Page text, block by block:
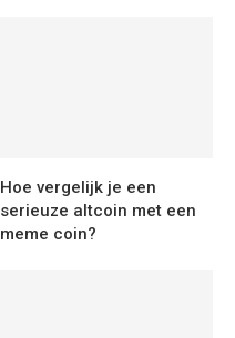
Hoe vergelijk je een
serieuze altcoin met een
meme coin?